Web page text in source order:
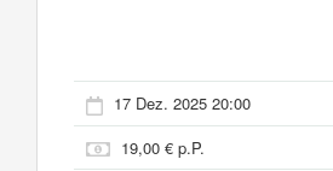
17 Dez. 2025 20:00
19,00 € p.P.